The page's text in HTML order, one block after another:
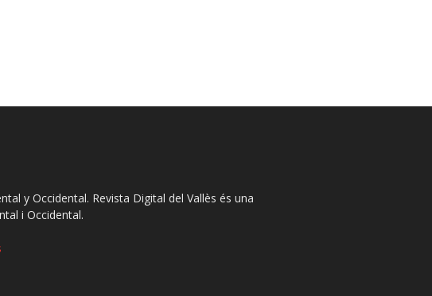
y Occidental. Revista Digital del Vallès és una
i Occidental.